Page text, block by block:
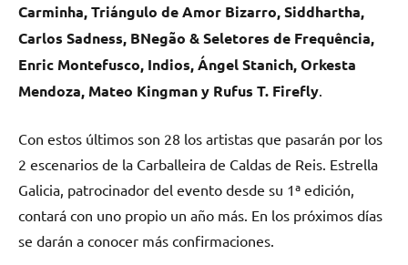
Carminha, Triángulo de Amor Bizarro, Siddhartha,
Carlos Sadness, BNegão & Seletores de Frequência,
Enric Montefusco, Indios, Ángel Stanich, Orkesta
Mendoza, Mateo Kingman y Rufus T. Firefly
Con estos últimos son 28 los artistas que pasarán por los
2 escenarios de la Carballeira de Caldas de Reis. Estrella
Galicia, patrocinador del evento desde su 1ª edición,
contará con uno propio un año más. En los próximos días
se darán a conocer más confirmaciones.